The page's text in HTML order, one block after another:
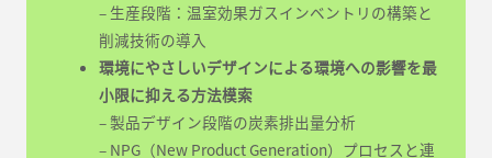
– 生産段階：温室効果ガスインベントリの構築と
削減技術の導入
環境にやさしいデザインによる環境への影響を最
小限に抑える方法模索
– 製品デザイン段階の炭素排出量分析
– NPG（New Product Generation）プロセスと連